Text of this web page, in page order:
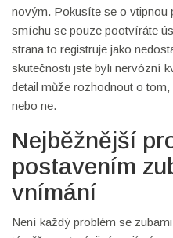
novým. Pokusíte se o vtipnou
smíchu se pouze pootvíráte
strana to registruje jako
skutečnosti jste byli nervózní
detail může rozhodnout o
nebo ne.
Nejběžnější
postavením
vnímání
Není každý problém se